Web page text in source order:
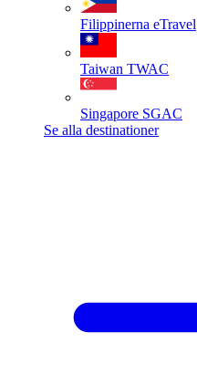
Filippinerna eTravel
Taiwan TWAC
Singapore SGAC
Se alla destinationer